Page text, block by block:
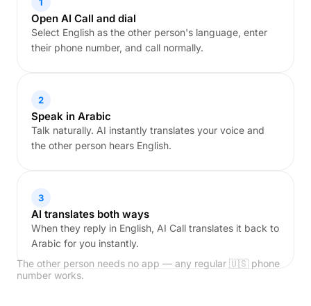
Open AI Call and dial
Select English as the other person's language, enter
their phone number, and call normally.
2
Speak in Arabic
Talk naturally. AI instantly translates your voice and
the other person hears English.
3
AI translates both ways
When they reply in English, AI Call translates it back to
Arabic for you instantly.
The other person needs no app — any regular 🇺🇸 phone
number works.